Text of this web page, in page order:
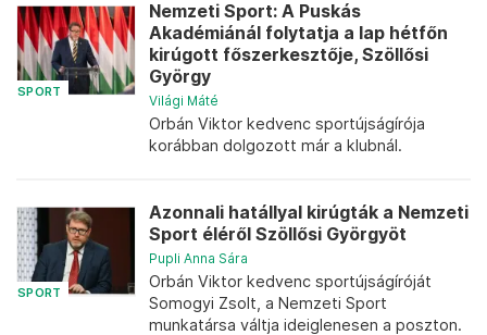
SPORT
Nemzeti Sport: A Puskás
Akadémiánál folytatja a lap hétfőn
kirúgott főszerkesztője, Szöllősi
György
Világi Máté
Orbán Viktor kedvenc sportújságírója
korábban dolgozott már a klubnál.
SPORT
Azonnali hatállyal kirúgták a Nemzeti
Sport éléről Szöllősi Györgyöt
Pupli Anna Sára
Orbán Viktor kedvenc sportújságíróját
Somogyi Zsolt, a Nemzeti Sport
munkatársa váltja ideiglenesen a poszton.